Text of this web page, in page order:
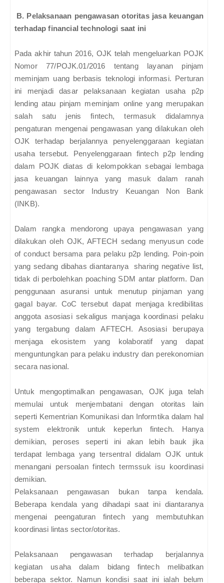
B. Pelaksanaan pengawasan otoritas jasa keuangan
terhadap financial technologi saat ini
Pada akhir tahun 2016, OJK telah mengeluarkan POJK
Nomor 77/POJK.01/2016 tentang layanan pinjam
meminjam uang berbasis teknologi informasi. Perturan
ini menjadi dasar pelaksanaan kegiatan usaha p2p
lending atau pinjam meminjam online yang merupakan
salah satu jenis fintech, termasuk didalamnya
pengaturan mengenai pengawasan yang dilakukan oleh
OJK terhadap berjalannya penyelenggaraan kegiatan
usaha tersebut. Penyelenggaraan fintech p2p lending
dalam POJK diatas di kelompokkan sebagai lembaga
jasa keuangan lainnya yang masuk dalam ranah
pengawasan sector Industry Keuangan Non Bank
(INKB).
Dalam rangka mendorong upaya pengawasan yang
dilakukan oleh OJK, AFTECH sedang menyusun code
of conduct bersama para pelaku p2p lending. Poin-poin
yang sedang dibahas diantaranya sharing negative list,
tidak di perbolehkan poaching SDM antar platform. Dan
penggunaan asuransi untuk menutup pinjaman yang
gagal bayar. CoC tersebut dapat menjaga kredibilitas
anggota asosiasi sekaligus manjaga koordinasi pelaku
yang tergabung dalam AFTECH. Asosiasi berupaya
menjaga ekosistem yang kolaboratif yang dapat
menguntungkan para pelaku industry dan perekonomian
secara nasional.
Untuk mengoptimalkan pengawasan, OJK juga telah
memulai untuk menjembatani dengan otoritas lain
seperti Kementrian Komunikasi dan Informtika dalam hal
system elektronik untuk keperlun fintech. Hanya
demikian, peroses seperti ini akan lebih bauk jika
terdapat lembaga yang tersentral didalam OJK untuk
menangani persoalan fintech termssuk isu koordinasi
demikian.
Pelaksanaan pengawasan bukan tanpa kendala.
Beberapa kendala yang dihadapi saat ini diantaranya
mengenai peengaturan fintech yang membutuhkan
koordinasi lintas sector/otoritas.
Pelaksanaan pengawasan terhadap berjalannya
kegiatan usaha dalam bidang fintech melibatkan
beberapa sektor. Namun kondisi saat ini ialah belum